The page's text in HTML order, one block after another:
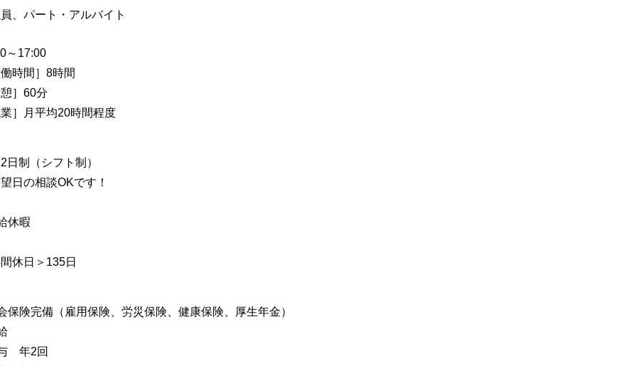
、パート・アルバイト
～17:00
働時間］8時間
憩］60分
業］月平均20時間程度
日制（シフト制）
日の相談OKです！
休暇
間休日＞135日
保険完備（雇用保険、労災保険、健康保険、厚生年金）
年2回